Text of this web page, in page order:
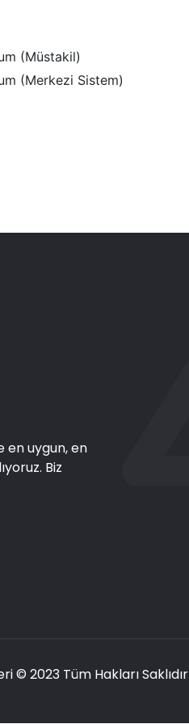
(Müstakil)
(Merkezi Sistem)
en uygun, en
Biz
© 2023 Tüm Hakları Saklıdır